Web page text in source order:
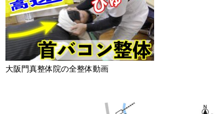
大阪門真整体院の全整体動画